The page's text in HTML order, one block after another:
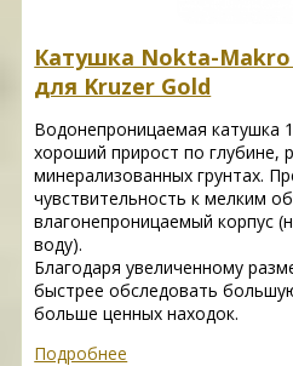
Катушка Nokta-Makro
для Kruzer Gold
Водонепроницаемая катушка
хороший прирост по глубине,
минерализованных грунтах.
чувствительность к мелким
влагонепроницаемый корпус
воду).
Благодаря увеличенному
быстрее обследовать
больше ценных находок.
Подробнее